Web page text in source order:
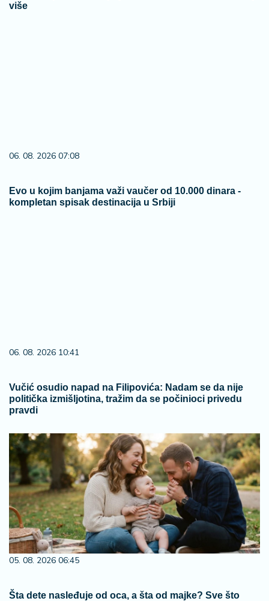
više
06. 08. 2026 07:08
Evo u kojim banjama važi vaučer od 10.000 dinara -
kompletan spisak destinacija u Srbiji
06. 08. 2026 10:41
Vučić osudio napad na Filipovića: Nadam se da nije
politička izmišljotina, tražim da se počinioci privedu
pravdi
05. 08. 2026 06:45
Šta dete nasleđuje od oca, a šta od majke? Sve što